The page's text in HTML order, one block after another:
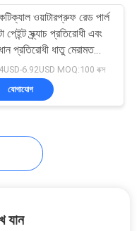
পেইন্ট
ওয়াটারপ্রুফ রেড পার্ল
স্ক্র্যাচ প্রতিরোধী এবং
প্রতিরোধী ধাতু মেরামত
6.92USD MOQ:100 বক্স
যোগাযোগ
যান